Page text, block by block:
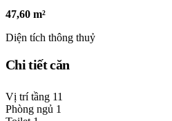
47,60 m²
Diện tích thông thuỷ
Chi tiết căn
Vị trí tầng 11
Phòng ngủ 1